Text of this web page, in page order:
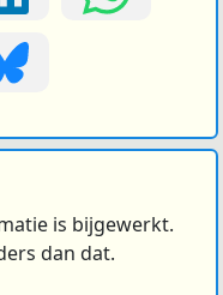
is bijgewerkt.
dan dat.